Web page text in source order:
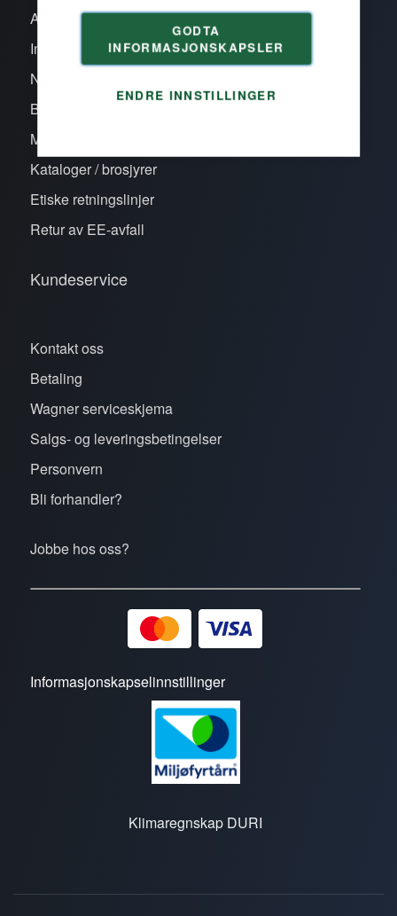
GODTA
INFORMASJONSKAPSLER
ENDRE INNSTILLINGER
Aktiviteter
Inspirasjon
Nye produkter
Bli kunde
Merker
Kataloger / brosjyrer
Etiske retningslinjer
Retur av EE-avfall
Kundeservice
Kontakt oss
Betaling
Wagner serviceskjema
Salgs- og leveringsbetingelser
Personvern
Bli forhandler?
Jobbe hos oss?
Informasjonskapselinnstillinger
Klimaregnskap DURI